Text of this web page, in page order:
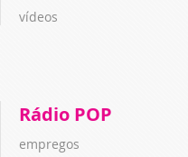
vídeos
Rádio POP
empregos